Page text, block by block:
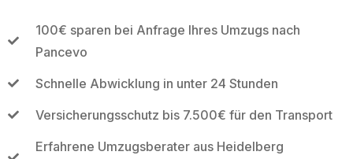
100€ sparen bei Anfrage Ihres Umzugs nach
Pancevo
Schnelle Abwicklung in unter 24 Stunden
Versicherungsschutz bis 7.500€ für den Transport
Erfahrene Umzugsberater aus Heidelberg